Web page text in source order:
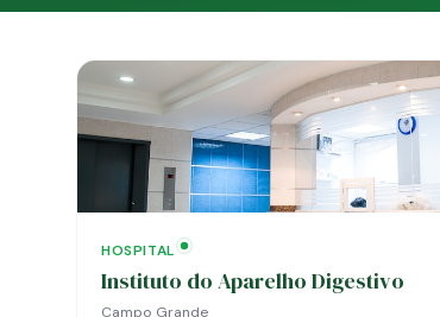
HOSPITAL
Instituto do Aparelho Digestivo
Campo Grande